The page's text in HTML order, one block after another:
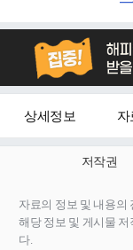
상세정보 자
저작권
자료의 정보 및 내용의
해당 정보 및 게시물
다.